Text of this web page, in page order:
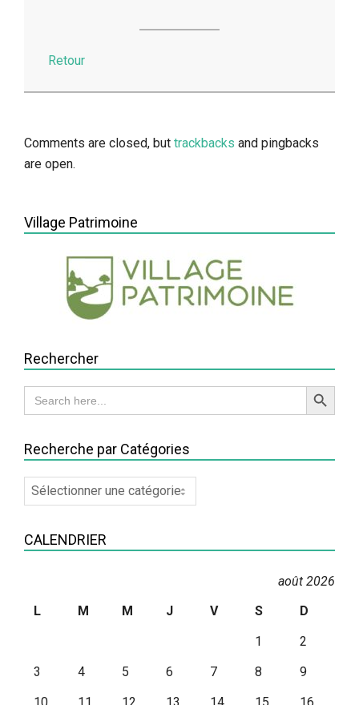
Retour
2014-
Comments are closed, but trackbacks and pingbacks
are open.
Village Patrimoine
Rechercher
Search
for:
Search Button
Recherche par Catégories
Recherche
par
CALENDRIER
août 2026
L
M M J V S
D
1
2
3
4 5 6 7 8
9